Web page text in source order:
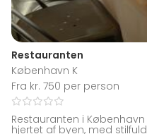
Restauranten
København K
Fra kr. 750 per person
Restauranten i
hjertet af byen, med